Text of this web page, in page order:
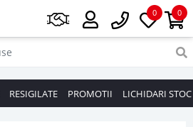
0
0
RESIGILATE PROMOTII LICHIDARI STOC